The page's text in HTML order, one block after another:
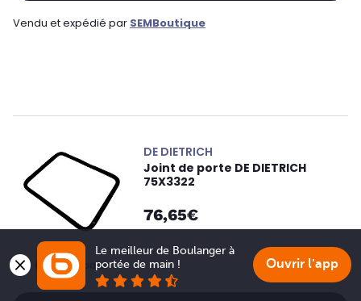
Vendu et expédié par SEMBoutique
Comparer
DE DIETRICH
Joint de porte DE DIETRICH
75X3322
76,65€
Le meilleur de Boulanger à
portée de main !
Ouvrir l'app